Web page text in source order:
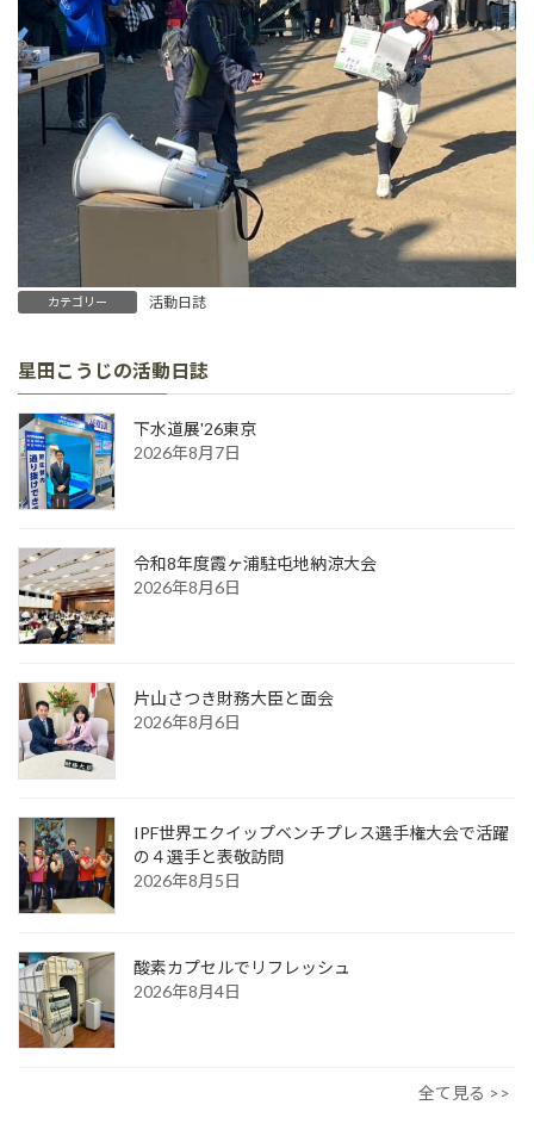
カテゴリー 活動日誌
星田こうじの活動日誌
下水道展'26東京
2026年8月7日
令和8年度霞ヶ浦駐屯地納涼大会
2026年8月6日
片山さつき財務大臣と面会
2026年8月6日
IPF世界エクイップベンチプレス選手権大会で活躍
の４選手と表敬訪問
2026年8月5日
酸素カプセルでリフレッシュ
2026年8月4日
全て見る >>